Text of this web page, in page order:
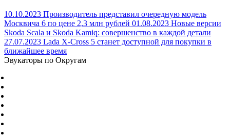
10.10.2023 Производитель представил очередную модель
Москвича 6 по цене 2,3 млн рублей 01.08.2023 Новые версии
Skoda Scala и Skoda Kamiq: совершенство в каждой детали
27.07.2023 Lada X-Cross 5 станет доступной для покупки в
ближайшее время
Эвукаторы по Округам